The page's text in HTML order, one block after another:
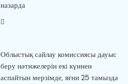
назарда
Облыстық сайлау комиссиясы дауыс
беру нәтижелерін екі күннен
аспайтын мерзімде, яғни 25 тамызда